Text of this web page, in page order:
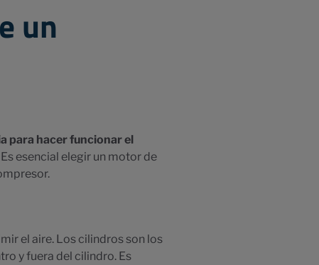
un
para hacer funcionar el
esencial elegir un motor de
el aire. Los cilindros son los
y fuera del cilindro. Es